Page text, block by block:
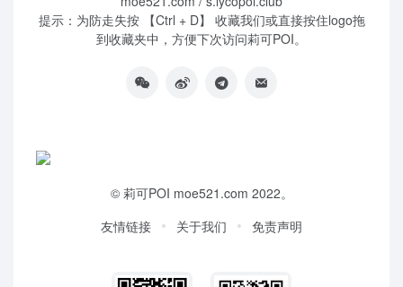
提示：为防走失按 【Ctrl + D】 收藏我们或直接按住logo拖
到收藏夹中，方便下次访问莉可POI。
© 莉可POI moe521.com 2022。
友情链接
关于我们 免责声明